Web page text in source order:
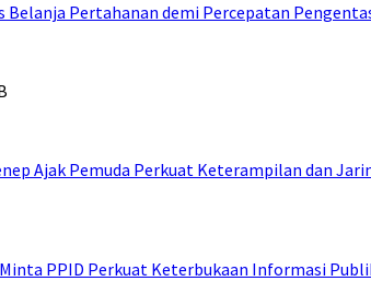
Belanja Pertahanan demi Percepatan
Ajak Pemuda Perkuat Keterampilan dan
PPID Perkuat Keterbukaan Informasi